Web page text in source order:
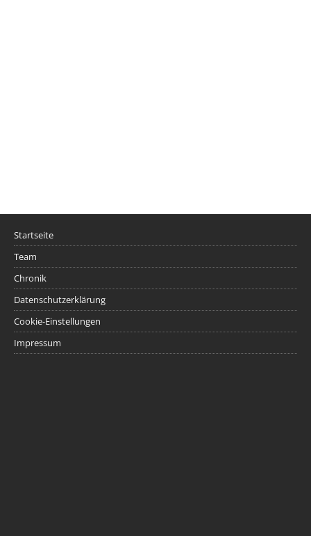
Startseite
Team
Chronik
Datenschutzerklärung
Cookie-Einstellungen
Impressum